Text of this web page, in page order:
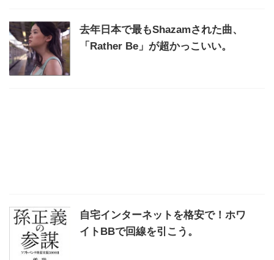
去年日本で最もShazamされた曲、
「Rather Be」が超かっこいい。
自宅インターネットを格安で！ホワ
イトBBで回線を引こう。